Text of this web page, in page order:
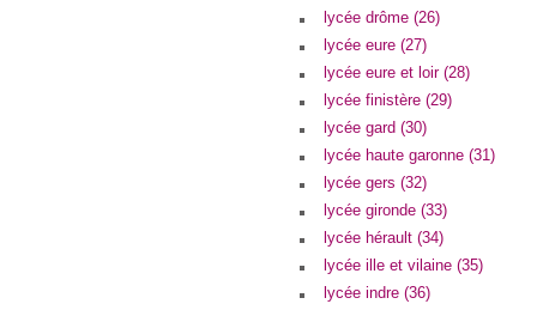
lycée drôme (26)
lycée eure (27)
lycée eure et loir (28)
lycée finistère (29)
lycée gard (30)
lycée haute garonne (31)
lycée gers (32)
lycée gironde (33)
lycée hérault (34)
lycée ille et vilaine (35)
lycée indre (36)